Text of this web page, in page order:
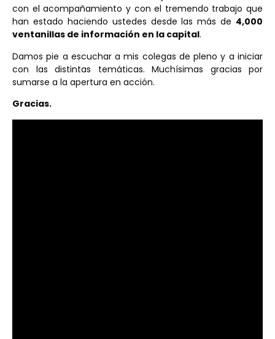
con el acompañamiento y con el tremendo trabajo que
han estado haciendo ustedes desde las más de 4,000
ventanillas de información en la capital.
Damos pie a escuchar a mis colegas de pleno y a iniciar
con las distintas temáticas. Muchísimas gracias por
sumarse a la apertura en acción.
Gracias.